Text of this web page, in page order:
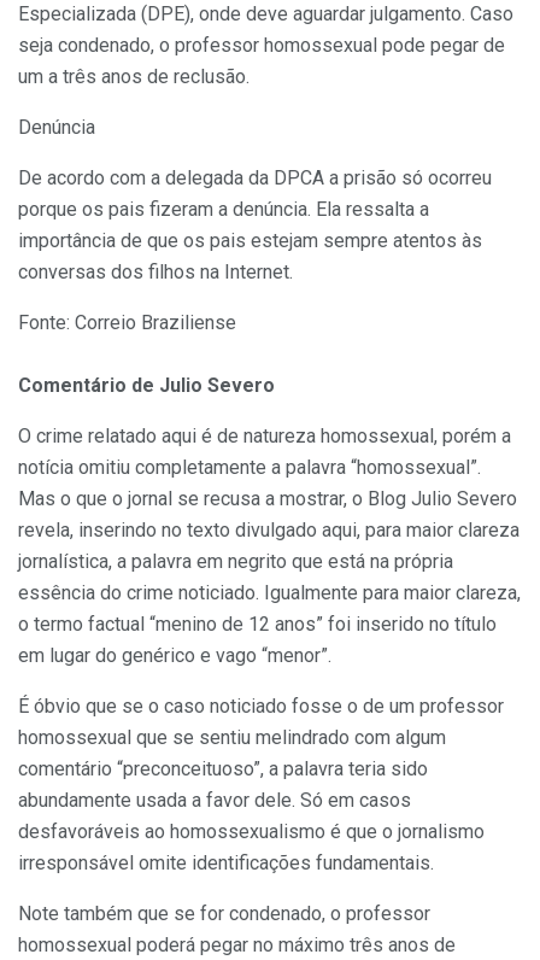
Especializada (DPE), onde deve aguardar julgamento. Caso
seja condenado, o professor homossexual pode pegar de
um a três anos de reclusão.
Denúncia
De acordo com a delegada da DPCA a prisão só ocorreu
porque os pais fizeram a denúncia. Ela ressalta a
importância de que os pais estejam sempre atentos às
conversas dos filhos na Internet.
Fonte: Correio Braziliense
Comentário de Julio Severo
O crime relatado aqui é de natureza homossexual, porém a
notícia omitiu completamente a palavra “homossexual”.
Mas o que o jornal se recusa a mostrar, o Blog Julio Severo
revela, inserindo no texto divulgado aqui, para maior clareza
jornalística, a palavra em negrito que está na própria
essência do crime noticiado. Igualmente para maior clareza,
o termo factual “menino de 12 anos” foi inserido no título
em lugar do genérico e vago “menor”.
É óbvio que se o caso noticiado fosse o de um professor
homossexual que se sentiu melindrado com algum
comentário “preconceituoso”, a palavra teria sido
abundamente usada a favor dele. Só em casos
desfavoráveis ao homossexualismo é que o jornalismo
irresponsável omite identificações fundamentais.
Note também que se for condenado, o professor
homossexual poderá pegar no máximo três anos de